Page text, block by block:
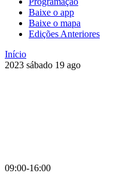
Baixe o app
Baixe o mapa
Edições Anteriores
Início
2023 sábado 19 ago
09:00-16:00